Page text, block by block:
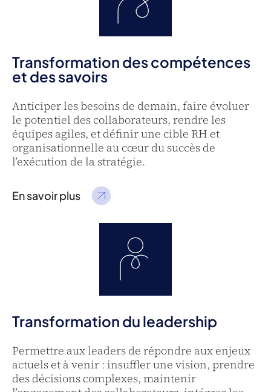
Transformation des compétences
et des savoirs
Anticiper les besoins de demain, faire évoluer
le potentiel des collaborateurs, rendre les
équipes agiles, et définir une cible RH et
organisationnelle au cœur du succès de
l’exécution de la stratégie.
En savoir plus
Transformation du leadership
Permettre aux leaders de répondre aux enjeux
actuels et à venir : insuffler une vision, prendre
des décisions complexes, maintenir